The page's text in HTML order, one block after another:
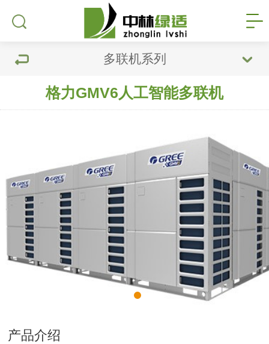
多联机系列
格力GMV6人工智能多联机
产品介绍